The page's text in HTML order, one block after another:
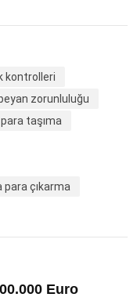
kontrolleri
zorunluluğu
taşıma
para çıkarma
Euro